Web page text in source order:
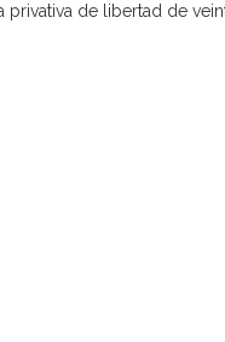
de libertad de